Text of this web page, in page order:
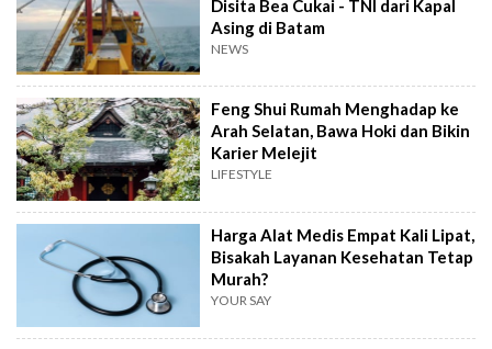
Disita Bea Cukai - TNI dari Kapal
Asing di Batam
NEWS
Feng Shui Rumah Menghadap ke
Arah Selatan, Bawa Hoki dan Bikin
Karier Melejit
LIFESTYLE
Harga Alat Medis Empat Kali Lipat,
Bisakah Layanan Kesehatan Tetap
Murah?
YOUR SAY